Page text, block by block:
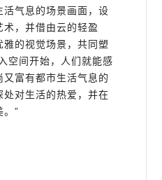
气息的场景画面，设
，并借由云的轻盈
的视觉场景，共同塑
空间开始，人们就能感
富有都市生活气息的
对生活的热爱，并在
。”